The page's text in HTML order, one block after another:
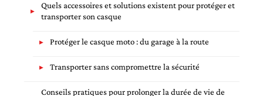
Quels accessoires et solutions existent pour protéger et
transporter son casque
Protéger le casque moto : du garage à la route
Transporter sans compromettre la sécurité
Conseils pratiques pour prolonger la durée de vie de